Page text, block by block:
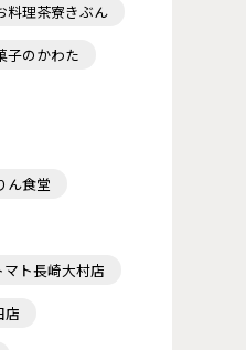
料理茶寮きぶん
子のかわた
ん食堂
ト長崎大村店
店